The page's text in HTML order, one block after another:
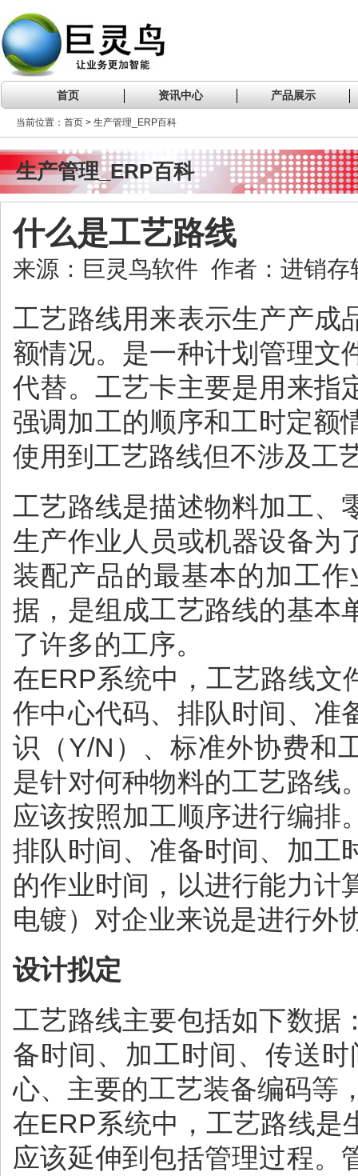
首页 资讯中心 产品展示
当前位置：首页 > 生产管理_ERP百科
生产管理_ERP百科
什么是工艺路线
来源：巨灵鸟软件 作者：进销
工艺路线用来表示生产产成
额情况。是一种计划管理文
代替。工艺卡主要是用来指
强调加工的顺序和工时定额
使用到工艺路线但不涉及工
工艺路线是描述物料加工、
生产作业人员或机器设备为
装配产品的最基本的加工
据，是组成工艺路线的基本
了许多的工序。
在ERP系统中，工艺路线文
作中心代码、排队时间、准
识（Y/N）、标准外协费和
是针对何种物料的工艺路线
应该按照加工顺序进行编排
排队时间、准备时间、加工
的作业时间，以进行能力计
电镀）对企业来说是进行外
设计拟定
工艺路线主要包括如下数据
备时间、加工时间、传送
心、主要的工艺装备编码等
在ERP系统中，工艺路线是
应该延伸到包括管理过程。